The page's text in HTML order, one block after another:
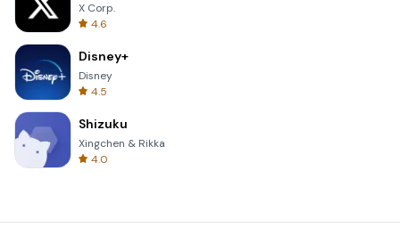
X Corp.
4.6
Disney+
Disney
4.5
Shizuku
Xingchen & Rikka
4.0